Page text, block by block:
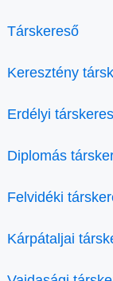
Társkereső
Keresztény
Erdélyi
Diplomás
Felvidéki
Kárpátaljai